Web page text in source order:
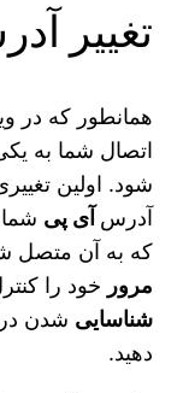
تغییر
همانطور که در
اتصال شما به
شود. اولین
آدرس آی پی
که به آن متصل
مرور خود را
شناسایی شدن در
دهید.